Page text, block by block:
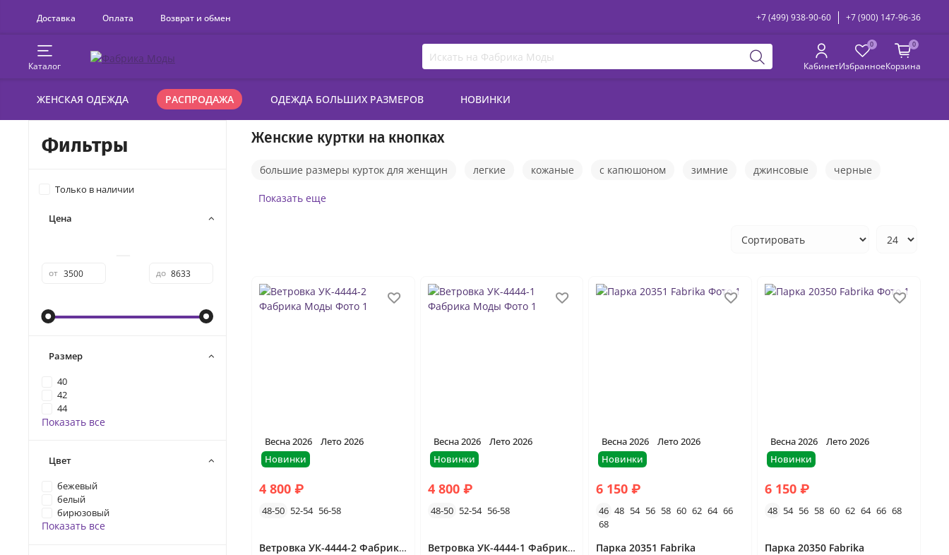
Доставка Оплата Возврат и обмен +7 (499) 938-90-60 +7 (900) 147-96-36
Каталог Кабинет
0
Избранное
0
Корзина
ЖЕНСКАЯ ОДЕЖДА РАСПРОДАЖА ОДЕЖДА БОЛЬШИХ РАЗМЕРОВ НОВИНКИ
Женские куртки на кнопках
большие размеры курток для женщин легкие кожаные с капюшоном зимние джинсовые
черные
куртки демисезонные
Показать еще
Весна 2026
Лето 2026
Новинки
4 800 ₽
48-50 52-54 56-58
Ветровка УК-4444-2 Фабрика Моды
Весна 2026
Лето 2026
Новинки
4 800 ₽
48-50 52-54 56-58
Ветровка УК-4444-1 Фабрика Моды
Весна 2026
Лето 2026
Новинки
6 150 ₽
46 48 54 56 58 60 62 64 66
68
Парка 20351 Fabrika
Весна 2026
Лето 2026
Новинки
6 150 ₽
48 54 56 58 60 62 64 66 68
Парка 20350 Fabrika
Фильтры
Только в наличии
Цена
от до
Размер
40
42
44
Показать все
Цвет
бежевый
белый
бирюзовый
Показать все